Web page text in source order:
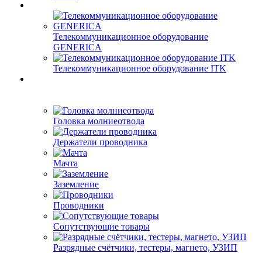
Телекоммуникационное оборудование
GENERICA
Телекоммуникационное оборудование ITK
Головка молниеотвода
Держатели проводника
Мачта
Заземление
Проводники
Сопутствующие товары
Разрядные счётчики, тестеры, магнето, УЗИП